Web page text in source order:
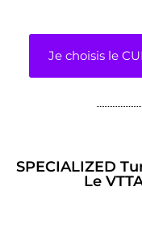
Je choisis le
SPECIALIZED
Le